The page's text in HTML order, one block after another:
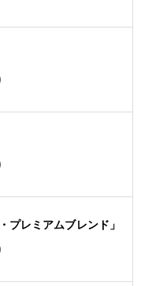
プレミアムブレンド」